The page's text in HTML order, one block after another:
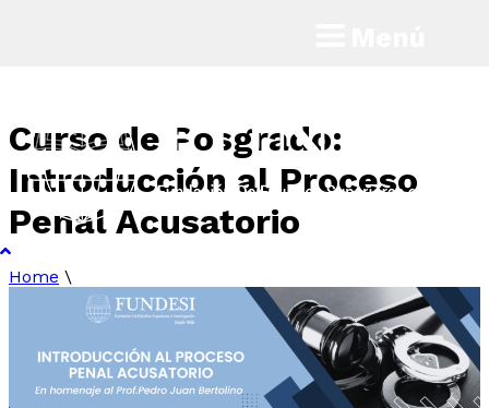
Curso de Posgrado:
Introducción al Proceso
Penal Acusatorio
Home \